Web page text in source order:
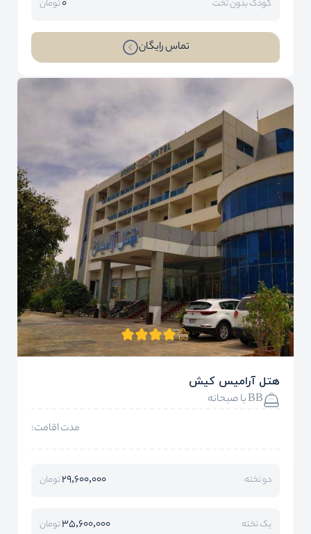
کودک بدون تخت 0تومان
تماس رایگان
هتل آرامیس کیش
BB با صبحانه
مدت اقامت:
دو تخته 29,600,000تومان
یک تخته 35,600,000تومان